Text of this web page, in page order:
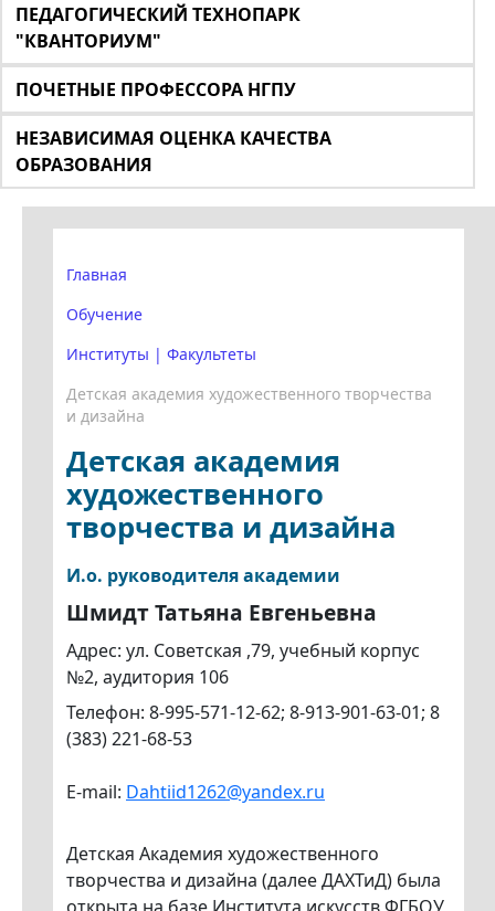
ПЕДАГОГИЧЕСКИЙ ТЕХНОПАРК
"КВАНТОРИУМ"
ПОЧЕТНЫЕ ПРОФЕССОРА НГПУ
НЕЗАВИСИМАЯ ОЦЕНКА КАЧЕСТВА
ОБРАЗОВАНИЯ
Главная
Обучение
Институты | Факультеты
Детская академия художественного творчества
и дизайна
Детская академия
художественного
творчества и дизайна
И.о. руководителя академии
Шмидт Татьяна Евгеньевна
Адрес: ул. Советская ,79, учебный корпус
№2, аудитория 106
Телефон: 8-995-571-12-62; 8-913-901-63-01; 8
(383) 221-68-53
E-mail: Dahtiid1262@yandex.ru
Детская Академия художественного
творчества и дизайна (далее ДАХТиД) была